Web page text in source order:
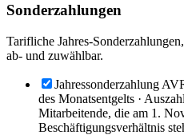
Sonderzahlungen
Tarifliche Jahres-
ab- und zuwählbar.
Jahressonderzahlung
des Monatsentgelts ·
Mitarbeitende, die am 1.
Beschäftigungsverhältnis